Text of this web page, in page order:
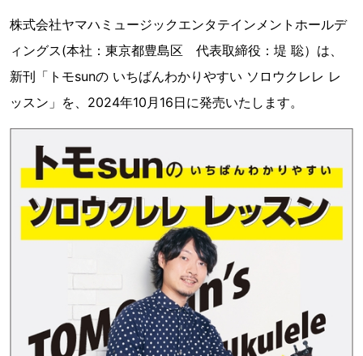
株式会社ヤマハミュージックエンタテインメントホールデ
ィングス(本社：東京都豊島区 代表取締役：堤 聡）は、
新刊「トモsunの いちばんわかりやすい ソロウクレレ レ
ッスン」を、2024年10月16日に発売いたします。